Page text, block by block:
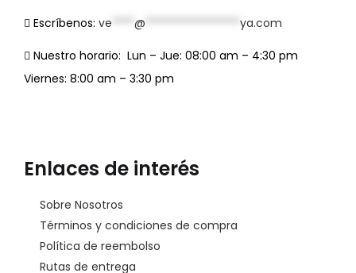
Escríbenos: ve @ ya.com
Nuestro horario: Lun – Jue: 08:00 am – 4:30 pm
Viernes: 8:00 am – 3:30 pm
Enlaces de interés
Sobre Nosotros
Términos y condiciones de compra
Política de reembolso
Rutas de entrega